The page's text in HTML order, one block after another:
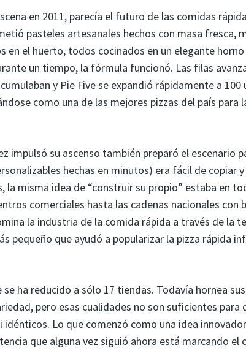
en 2011, parecía el futuro de las comidas
pasteles artesanales hechos con masa fresca,
en el huerto, todos cocinados en un elegante
un tiempo, la fórmula funcionó. Las filas
y Pie Five se expandió rápidamente a 100
como una de las mejores pizzas del país para
impulsó su ascenso también preparó el escenario
hechas en minutos) era fácil de copiar
la misma idea de “construir su propio” estaba en
comerciales hasta las cadenas nacionales con
la industria de la comida rápida a través de la
pequeño que ayudó a popularizar la pizza rápida
se ha reducido a sólo 17 tiendas. Todavía hornea
pero esas cualidades no son suficientes para
Lo que comenzó como una idea
que alguna vez siguió ahora está marcando el